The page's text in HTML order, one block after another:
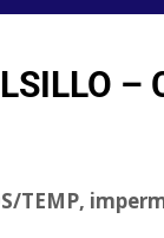
–
TEMP,